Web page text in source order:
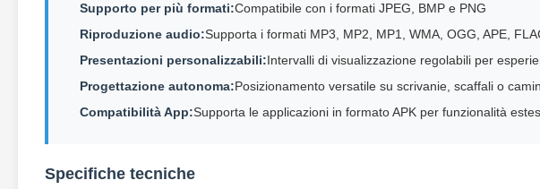
Supporto per più formati:Compatibile con i formati JPEG, BMP e PNG
Riproduzione audio:Supporta i formati MP3, MP2, MP1, WMA, OGG, APE,
Presentazioni personalizzabili:Intervalli di visualizzazione regolabili per
Progettazione autonoma:Posizionamento versatile su scrivanie, scaffali o
Compatibilità App:Supporta le applicazioni in formato APK per funzionalità
Specifiche tecniche